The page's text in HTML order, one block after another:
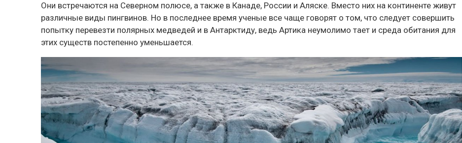
Они встречаются на Северном полюсе, а также в Канаде, России и Аляске. Вместо них на континенте живут
различные виды пингвинов. Но в последнее время ученые все чаще говорят о том, что следует совершить
попытку перевезти полярных медведей и в Антарктиду, ведь Артика неумолимо тает и среда обитания для
этих существ постепенно уменьшается.